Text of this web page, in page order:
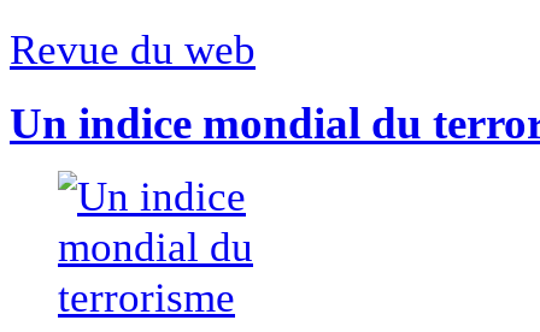
Revue du web
Un indice mondial du